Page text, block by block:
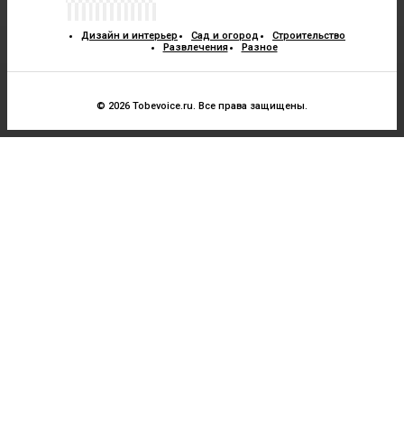
Дизайн и интерьер Сад и огород
Строительство
Развлечения
Разное
© 2026 Tobevoice.ru. Все права защищены.